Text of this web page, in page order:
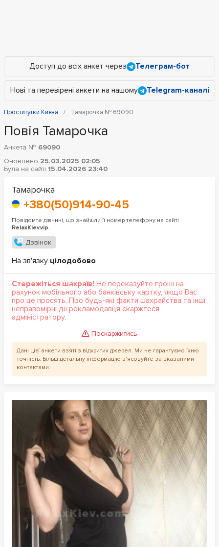
Доступ до всіх анкет через Телеграм-бот
Нові та перевірені анкети на нашому Telegram-каналі
Проститутки Києва Тамарочка № 69090
Повія Тамарочка
Анкета № 69090
Оновлено 25.03.2025 02:05
Була на сайті 15.04.2026 23:40
Тамарочка
+380(50)914-90-45
Повідомте дівчині, що знайшли її номер телефону на сайті
RelaxKiev.vip.
Дзвінок
На зв'язку цілодобово
Стережіться шахраїв! Не переказуйте гроші на
рахунок мобільного або банківську картку, якщо Вас
про це просять. Про будь-які факти шахрайства та інші
неправомірні дії рекламодавця скаржтеся
адміністратору.
Поскаржитись
Дані цієї анкети взяті з відкритих джерел. Ми не гарантуємо їхню
точність. Більш детальну інформацію з'ясовуйте за вказаними
контактами.